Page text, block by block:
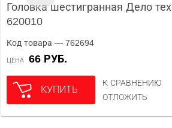
Головка шестигранная Дело
620010
Код товара — 762694
ЦЕНА 66 РУБ.
КУПИТЬ
К СРАВНЕНИЮ
ОТЛОЖИТЬ